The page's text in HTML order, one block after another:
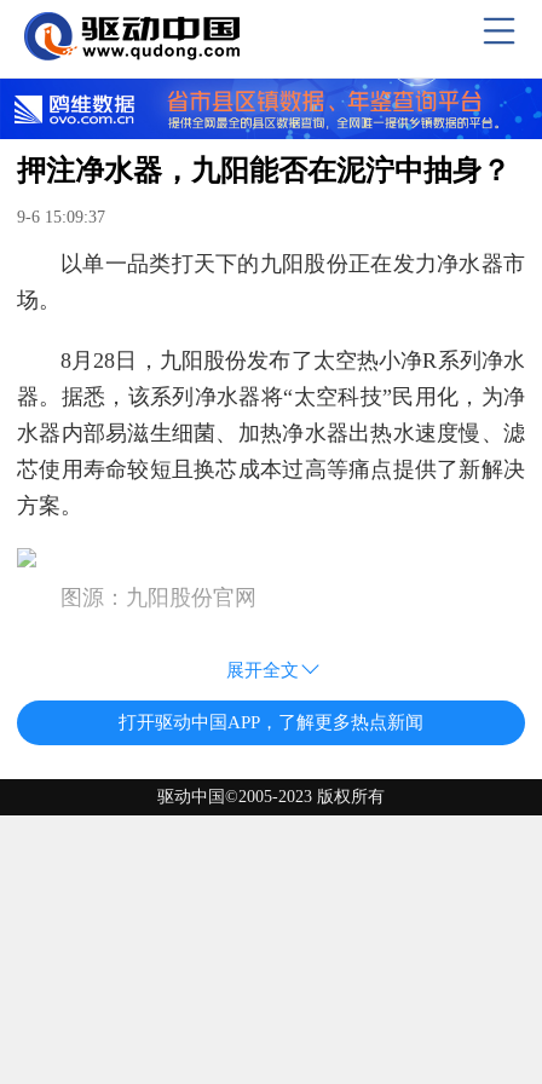
押注净水器，九阳能否在泥泞中抽身？
9-6 15:09:37
以单一品类打天下的九阳股份正在发力净水器市
场。
8月28日，九阳股份发布了太空热小净R系列净水
器。据悉，该系列净水器将“太空科技”民用化，为净
水器内部易滋生细菌、加热净水器出热水速度慢、滤
芯使用寿命较短且换芯成本过高等痛点提供了新解决
方案。
图源：九阳股份官网
展开全文
打开驱动中国APP，了解更多热点新闻
驱动中国©2005-2023 版权所有